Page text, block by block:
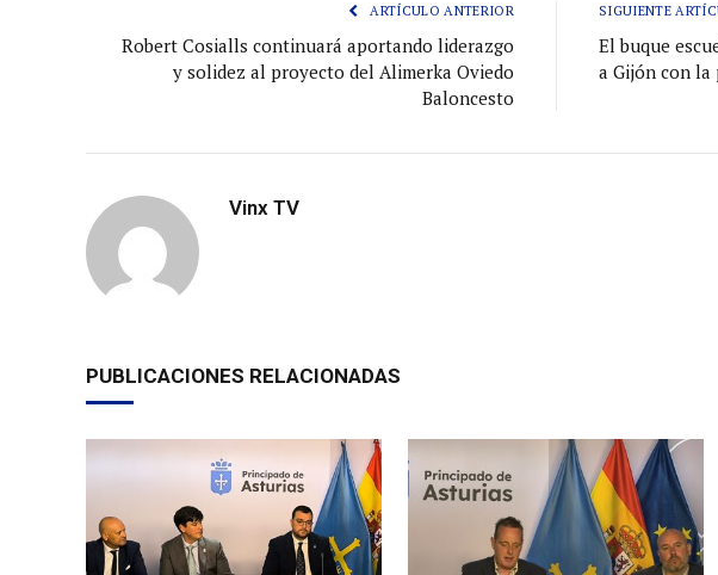
ARTÍCULO ANTERIOR
Robert Cosialls continuará aportando liderazgo
y solidez al proyecto del Alimerka Oviedo
Baloncesto
SIGUIENTE
El buque
a Gijón con la
Vinx TV
PUBLICACIONES RELACIONADAS